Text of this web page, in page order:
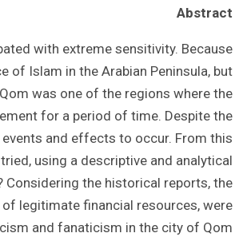
Abstract
with extreme sensitivity. Because
of Islam in the Arabian Peninsula, but
was one of the regions where the
for a period of time. Despite the
and effects to occur. From this
using a descriptive and analytical
Considering the historical reports, the
of legitimate financial resources, were
and fanaticism in the city of Qom.